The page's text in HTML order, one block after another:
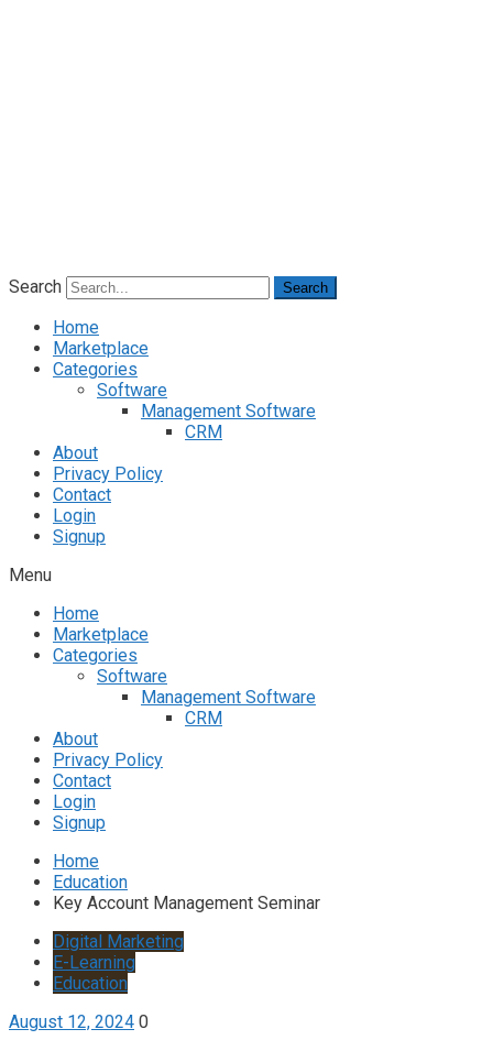
Search Search
Home
Marketplace
Categories
Software
Management Software
CRM
About
Privacy Policy
Contact
Login
Signup
Menu
Home
Marketplace
Categories
Software
Management Software
CRM
About
Privacy Policy
Contact
Login
Signup
Home
Education
Key Account Management Seminar
Digital Marketing
E-Learning
Education
August 12, 2024 0